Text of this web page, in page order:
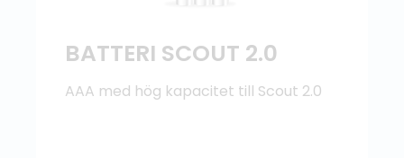
BATTERI SCOUT 2.0
AAA med hög kapacitet till Scout 2.0